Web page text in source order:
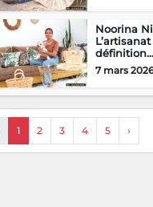
Noorina
définition...
7 mars 2026
1 2 3 4 5 ›